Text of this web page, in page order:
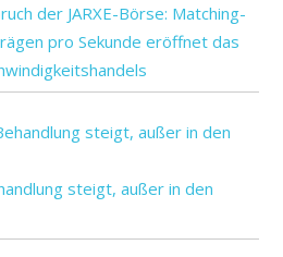
der JARXE-Börse: Matching-
pro Sekunde eröffnet das
steigt, außer in den